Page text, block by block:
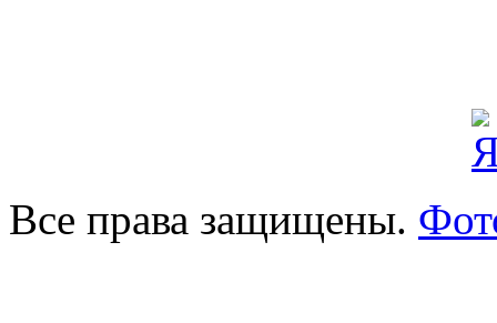
Все права защищены.